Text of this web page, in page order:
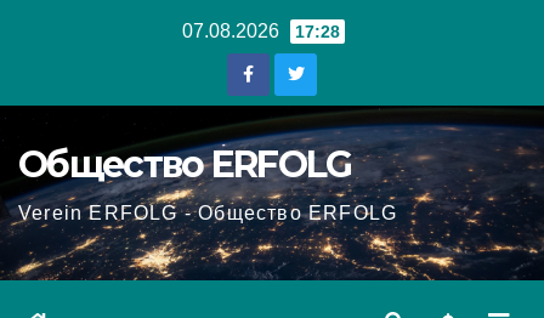
07.08.2026 17:28
Общество ERFOLG
Verein ERFOLG - Общество ERFOLG